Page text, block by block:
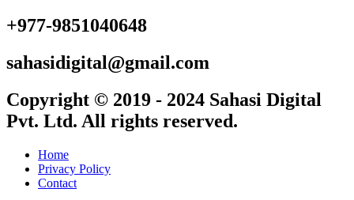
+977-9851040648
sahasidigital@gmail.com
Copyright © 2019 - 2024 Sahasi Digital
Pvt. Ltd. All rights reserved.
Home
Privacy Policy
Contact